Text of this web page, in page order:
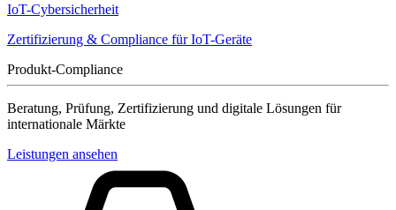
IoT-Cybersicherheit
Zertifizierung & Compliance für IoT-Geräte
Produkt-Compliance
Beratung, Prüfung, Zertifizierung und digitale Lösungen für
internationale Märkte
Leistungen ansehen